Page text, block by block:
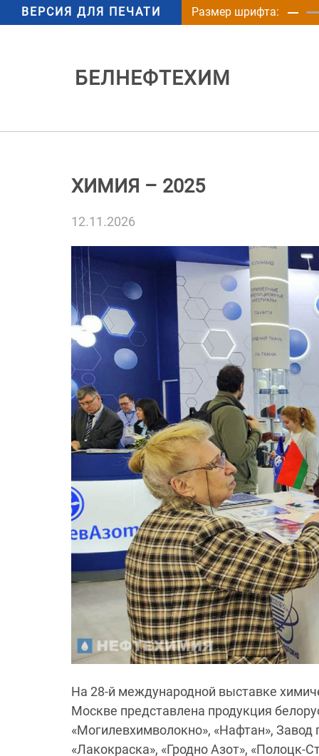
ВЕРСИЯ ДЛЯ ПЕЧАТИ Размер шрифта:
БЕЛНЕФТЕХИМ
ХИМИЯ – 2025
12.11.2026
На 28-й международной выставке
Москве представлена продукция
«Могилевхимволокно», «Нафтан», Завод
«Лакокраска», «Гродно Азот»,